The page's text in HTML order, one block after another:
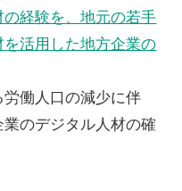
経験を、地元の若手
活用した地方企業の
働人口の減少に伴
のデジタル人材の確